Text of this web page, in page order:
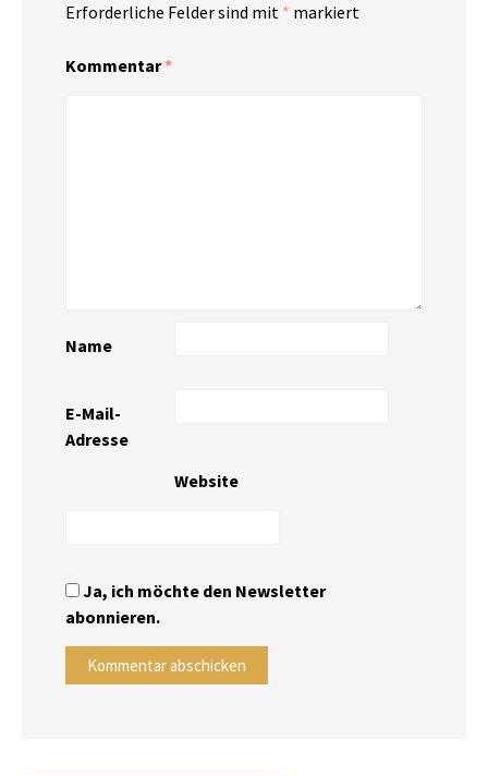
Erforderliche Felder sind mit * markiert
Kommentar*
Name
E-Mail-
Adresse
Website
Ja, ich möchte den Newsletter
abonnieren.